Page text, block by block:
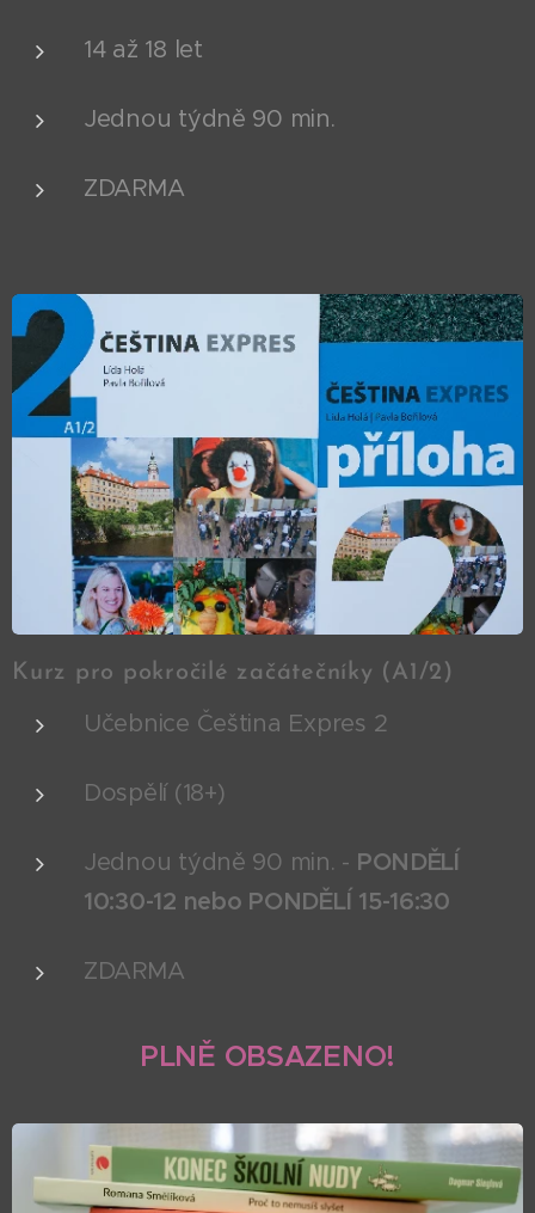
14 až 18 let
Jednou týdně 90 min.
ZDARMA
Kurz pro pokročilé začátečníky (A1/2)
Učebnice Čeština Expres 2
Dospělí (18+)
Jednou týdně 90 min. - PONDĚLÍ
10:30-12 nebo PONDĚLÍ 15-16:30
ZDARMA
PLNĚ OBSAZENO!